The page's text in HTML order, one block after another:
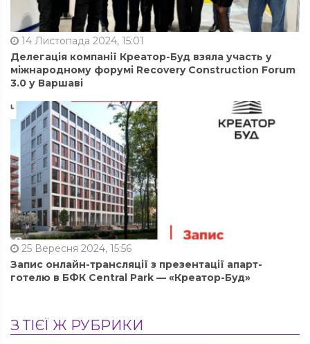
14 Листопада 2024, 15:01
Делегація компанії Креатор-Буд взяла участь у
міжнародному форумі Recovery Construction Forum
3.0 у Варшаві
25 Вересня 2024, 15:56
Запис онлайн-трансляції з презентації апарт-
готелю в БФК Central Park — «Креатор-Буд»
З ТІЄЇ Ж РУБРИКИ